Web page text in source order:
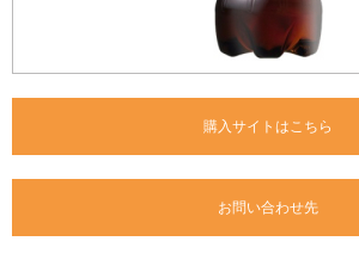
購入サイトはこちら
お問い合わせ先